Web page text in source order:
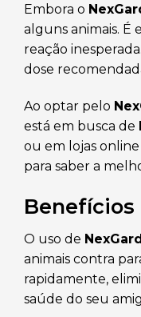
Embora o
alguns animais. É
reação
dose
Ao optar pelo
está em busca de
ou em lojas
para saber a
Benefícios
O uso de NexGard
animais contra
rapidamente,
saúde do seu